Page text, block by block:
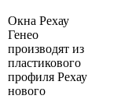
Окна Рехау
Генео
производят из
пластикового
профиля Рехау
нового